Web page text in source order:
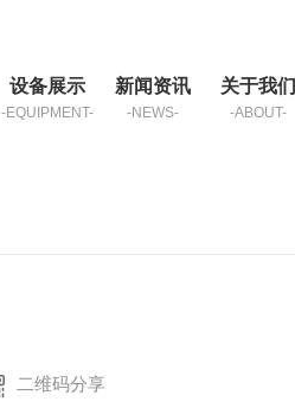
设备展示
-EQUIPMENT-
新闻资讯
-NEWS-
关于我们
-ABOUT-
二维码分享